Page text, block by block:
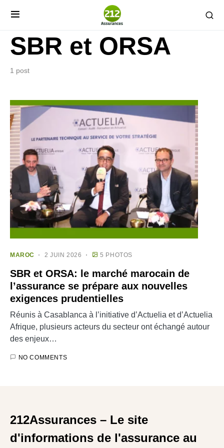
SBR et ORSA
1 post
MAROC 2 JUIN 2026 5 PHOTOS
SBR et ORSA: le marché marocain de
l’assurance se prépare aux nouvelles
exigences prudentielles
Réunis à Casablanca à l’initiative d’Actuelia et d’Actuelia
Afrique, plusieurs acteurs du secteur ont échangé autour
des enjeux…
NO COMMENTS
212Assurances – Le site
d'informations de l'assurance au